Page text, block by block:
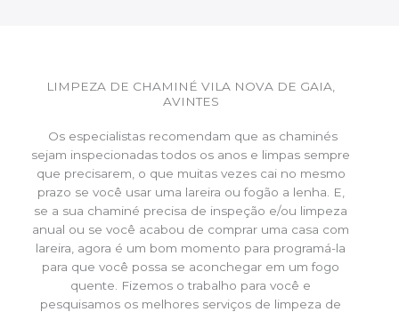
LIMPEZA DE CHAMINÉ VILA NOVA DE GAIA,
AVINTES
Os especialistas recomendam que as chaminés
sejam inspecionadas todos os anos e limpas sempre
que precisarem, o que muitas vezes cai no mesmo
prazo se você usar uma lareira ou fogão a lenha. E,
se a sua chaminé precisa de inspeção e/ou limpeza
anual ou se você acabou de comprar uma casa com
lareira, agora é um bom momento para programá-la
para que você possa se aconchegar em um fogo
quente. Fizemos o trabalho para você e
pesquisamos os melhores serviços de limpeza de